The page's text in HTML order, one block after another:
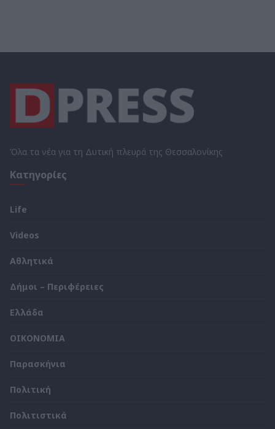
Όλα τα νέα για τη Δυτική πλευρά της Θεσσαλονίκης
Κατηγορίες
Life
Videos
Αθλητικά
Δήμοι – Περιφέρειες
Ελλάδα
ΟΙΚΟΝΟΜΙΑ
Παρασκήνια
Πολιτική
Πολιτιστικά